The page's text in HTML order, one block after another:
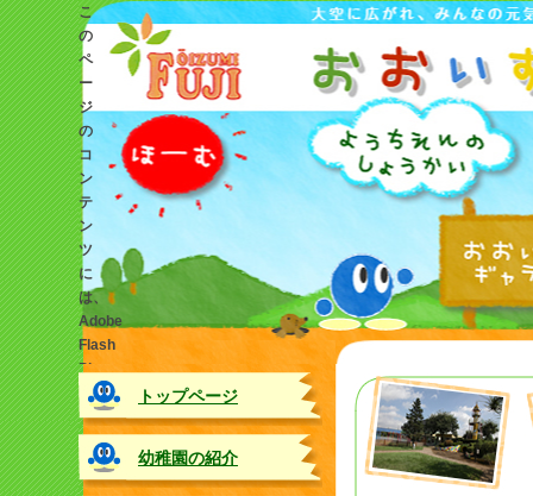
こ
の
ペ
ー
ジ
の
コ
ン
テ
ン
ツ
に
は、
Adobe
Flash
Player
の
最
新
バ
ー
トップページ
幼稚園の紹介